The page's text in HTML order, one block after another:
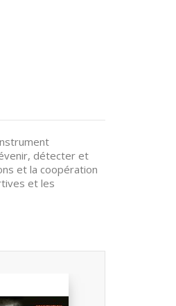
détecter et
et la coopération
et les